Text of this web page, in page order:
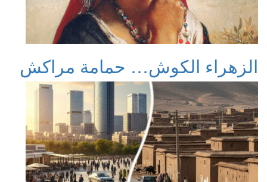
الزهراء الكوش… حمامة مراكش